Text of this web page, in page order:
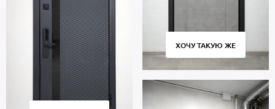
ХОЧУ ТАКУЮ ЖЕ